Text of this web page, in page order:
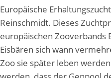
Europäische
Reinschmidt. Dieses
europäischen Zooverbands
Eisbären sich wann
Zoo sie später leben